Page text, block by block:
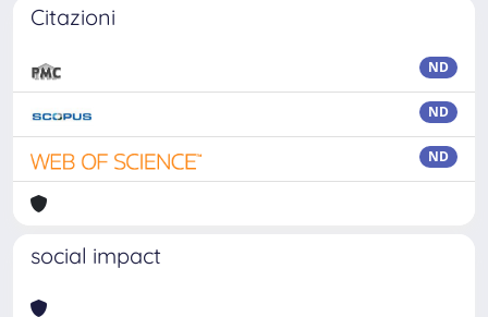
Citazioni
ND
ND
ND
social impact